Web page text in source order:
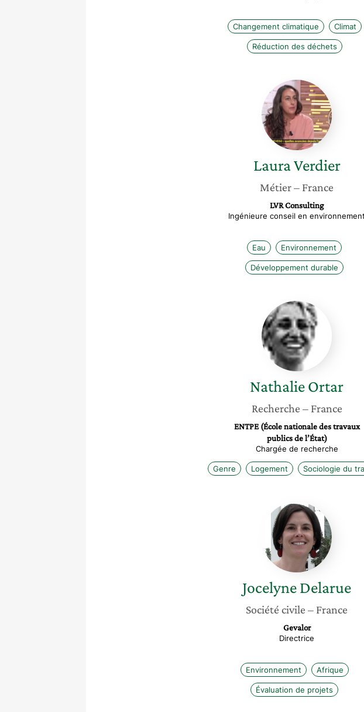
Changement climatique Climat
Réduction des déchets
Laura
Verdier
LauraVerdier
Métier– France
LVR Consulting
Ingénieure conseil en environnement
Eau Environnement
Développement durable
Nathalie
Ortar
NathalieOrtar
Recherche – France
ENTPE (École nationale des travaux
publics de l’État)
Chargée de recherche
Genre Logement Sociologie du
Jocelyne
Delarue
JocelyneDelarue
Société civile – France
Gevalor
Directrice
Environnement Afrique
Évaluation de projets